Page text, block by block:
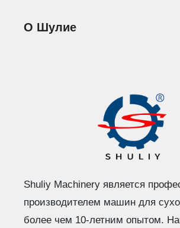
О Шулие
Shuliy Machinery является
производителем машин для
более чем 10-летним опытом.